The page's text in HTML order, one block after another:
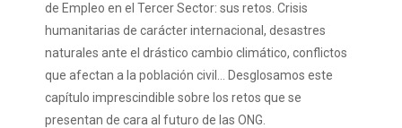
de Empleo en el Tercer Sector: sus retos. Crisis
humanitarias de carácter internacional, desastres
naturales ante el drástico cambio climático, conflictos
que afectan a la población civil… Desglosamos este
capítulo imprescindible sobre los retos que se
presentan de cara al futuro de las ONG.